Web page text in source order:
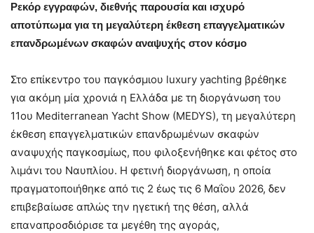
Ρεκόρ εγγραφών, διεθνής παρουσία και ισχυρό
αποτύπωμα για τη μεγαλύτερη έκθεση επαγγελματικών
επανδρωμένων σκαφών αναψυχής στον κόσμο
Στο επίκεντρο του παγκόσμιου luxury yachting βρέθηκε
για ακόμη μία χρονιά η Ελλάδα με τη διοργάνωση του
11ου Mediterranean Yacht Show (MEDYS), τη μεγαλύτερη
έκθεση επαγγελματικών επανδρωμένων σκαφών
αναψυχής παγκοσμίως, που φιλοξενήθηκε και φέτος στο
λιμάνι του Ναυπλίου. Η φετινή διοργάνωση, η οποία
πραγματοποιήθηκε από τις 2 έως τις 6 Μαΐου 2026, δεν
επιβεβαίωσε απλώς την ηγετική της θέση, αλλά
επαναπροσδιόρισε τα μεγέθη της αγοράς,